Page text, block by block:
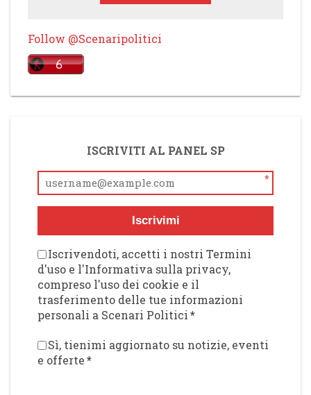
Follow @Scenaripolitici
ISCRIVITI AL PANEL SP
*
Iscrivimi
Iscrivendoti, accetti i nostri Termini
d'uso e l'Informativa sulla privacy,
compreso l'uso dei cookie e il
trasferimento delle tue informazioni
personali a Scenari Politici*
Sì, tienimi aggiornato su notizie, eventi
e offerte*